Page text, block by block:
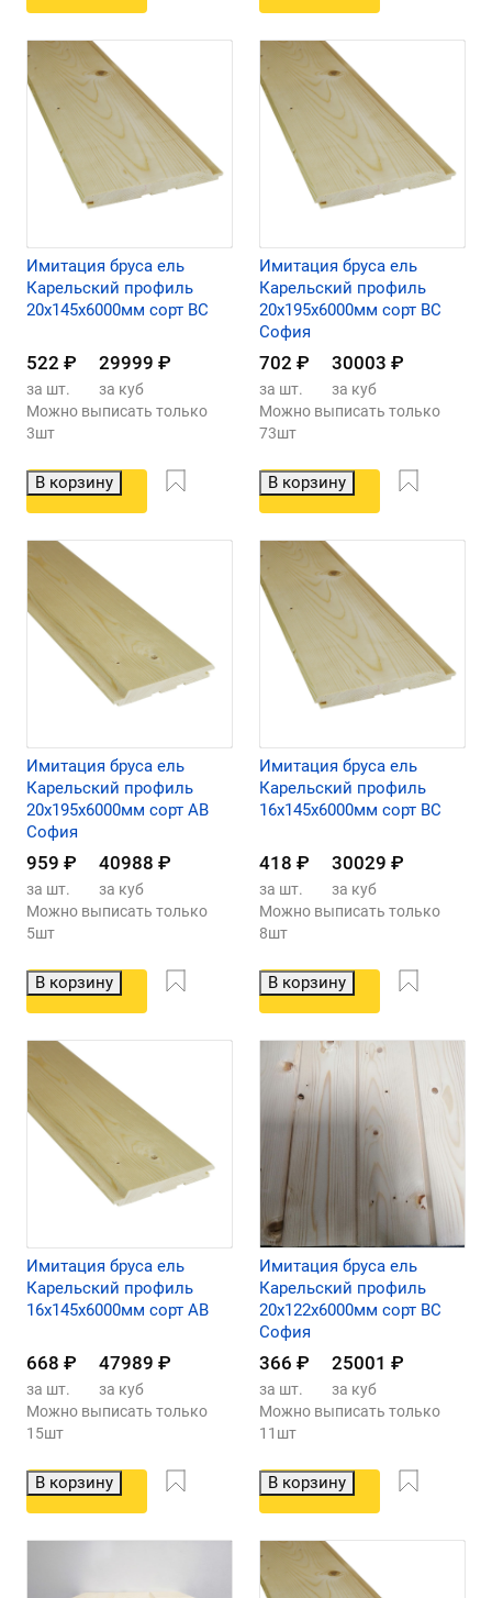
Имитация бруса ель
Карельский профиль
16х145х6000мм сорт ВС
418 ₽ 30029 ₽
за шт.
за куб
Можно выписать только
8шт
В корзину
Имитация бруса ель
Карельский профиль
16х145х6000мм сорт АВ
668 ₽ 47989 ₽
за шт.
за куб
Можно выписать только
15шт
В корзину
Имитация бруса ель
Карельский профиль
20х122х6000мм сорт ВС
София
366 ₽ 25001 ₽
за шт.
за куб
Можно выписать только
11шт
В корзину
Имитация бруса ель
Карельский профиль
20х145х6000мм сорт ВС
522 ₽ 29999 ₽
за шт.
за куб
Можно выписать только
3шт
В корзину
Имитация бруса ель
Карельский профиль
20х195х6000мм сорт ВС
София
702 ₽ 30003 ₽
за шт.
за куб
Можно выписать только
73шт
В корзину
Имитация бруса ель
Карельский профиль
20х195х6000мм сорт АВ
София
959 ₽ 40988 ₽
за шт.
за куб
Можно выписать только
5шт
В корзину